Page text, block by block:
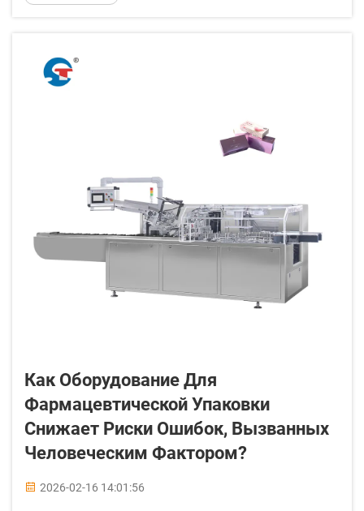
преимуществ. Современные пищевые бренды
доставки продукции...
Как Оборудование Для
Фармацевтической Упаковки
Снижает Риски Ошибок, Вызванных
Человеческим Фактором?
2026-02-16 14:01:56